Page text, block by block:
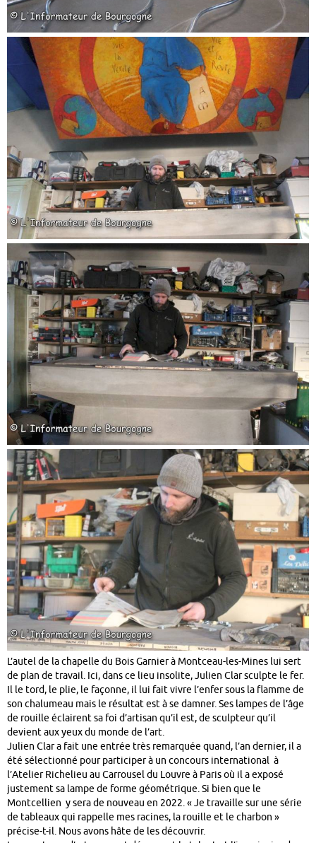
L’autel de la chapelle du Bois Garnier à Montceau-les-Mines lui sert
de plan de travail. Ici, dans ce lieu insolite, Julien Clar sculpte le fer.
Il le tord, le plie, le façonne, il lui fait vivre l’enfer sous la flamme de
son chalumeau mais le résultat est à se damner. Ses lampes de l’âge
de rouille éclairent sa foi d’artisan qu’il est, de sculpteur qu’il
devient aux yeux du monde de l’art.
Julien Clar a fait une entrée très remarquée quand, l’an dernier, il a
été sélectionné pour participer à un concours international à
l’Atelier Richelieu au Carrousel du Louvre à Paris où il a exposé
justement sa lampe de forme géométrique. Si bien que le
Montcellien y sera de nouveau en 2022. « Je travaille sur une série
de tableaux qui rappelle mes racines, la rouille et le charbon »
précise-t-il. Nous avons hâte de les découvrir.